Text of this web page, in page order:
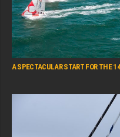
A SPECTACULAR START FOR THE